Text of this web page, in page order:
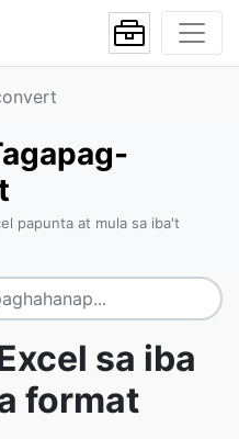
papunta at mula sa iba't
sa iba
format